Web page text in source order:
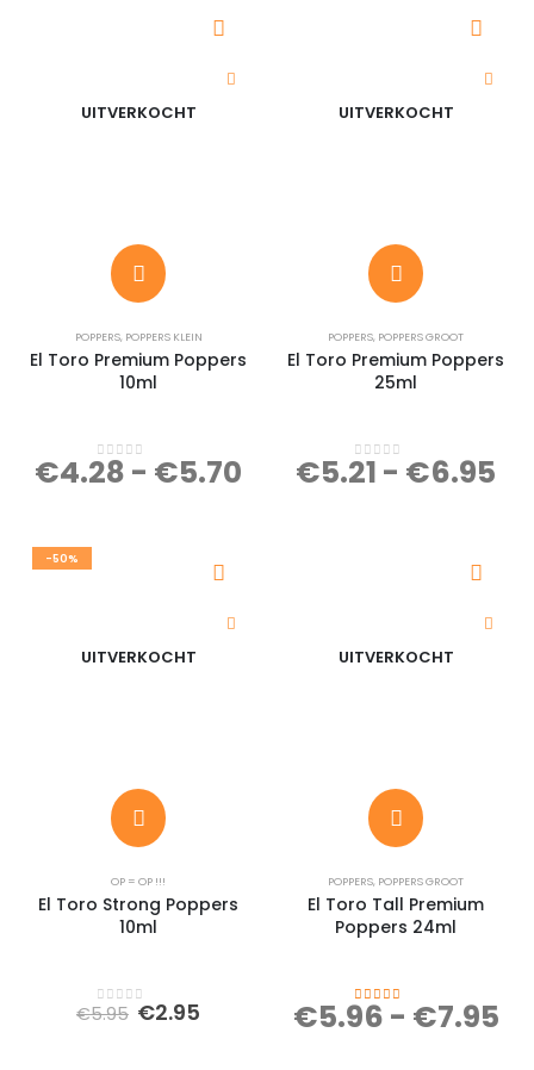
UITVERKOCHT
POPPERS, POPPERS KLEIN
El Toro Premium Poppers
10ml
0out of 5
€4.28 - €5.70
UITVERKOCHT
POPPERS, POPPERS GROOT
El Toro Premium Poppers
25ml
0out of 5
€5.21 - €6.95
-50%
UITVERKOCHT
OP = OP !!!
El Toro Strong Poppers
10ml
0out of 5
€5.95 Oorspronkelijke
€2.95
UITVERKOCHT
POPPERS, POPPERS GROOT
El Toro Tall Premium
Poppers 24ml
4.27 out of 5
€5.96 - €7.95